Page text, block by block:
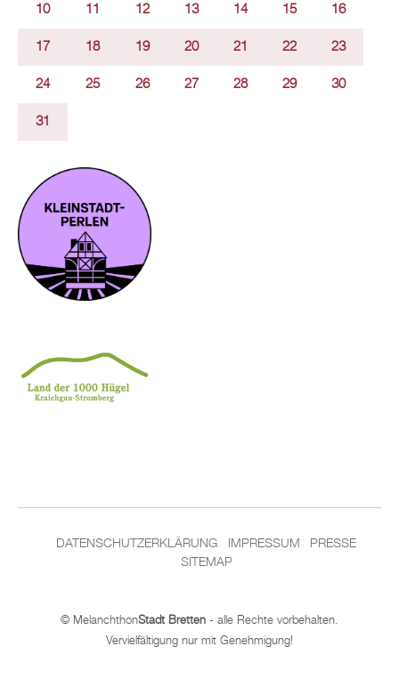
10 11 12 13 14 15 16
17 18 19 20 21 22 23
24 25 26 27 28 29 30
31
DA­TEN­SCHUT­Z­ER­KLÄ­RUNG IM­PRES­SUM
PRES­SE
SITEMAP
© Me­lan­chthonStadt Brett­en - alle Rech­te vor­be­hal­ten.
Ver­viel­fäl­ti­gung nur mit Ge­neh­mi­gung!